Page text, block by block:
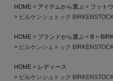
HOME アイテムから選ぶ フット
ビルケンシュトック
HOME ブランドから選ぶ B
ビルケンシュトック
HOME
レディース
ビルケンシュトック